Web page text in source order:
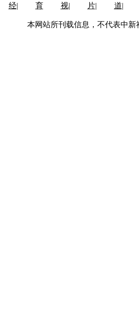
经|
育
视|
片|
道|
本网站所刊载信息，不代表中